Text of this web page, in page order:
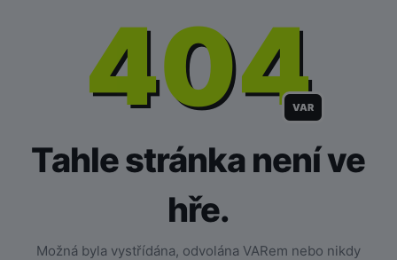
404
VAR
Tahle stránka není ve
hře.
Možná byla vystřídána, odvolána VARem nebo nikdy